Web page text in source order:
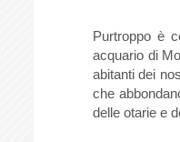
Purtroppo è
acquario di
abitanti dei
che
delle otarie e